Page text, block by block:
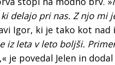
delajo pri nas. Z njo mi
Igor, ki je tako kot nad
iz leta v leto boljši.
,« je povedal Jelen in